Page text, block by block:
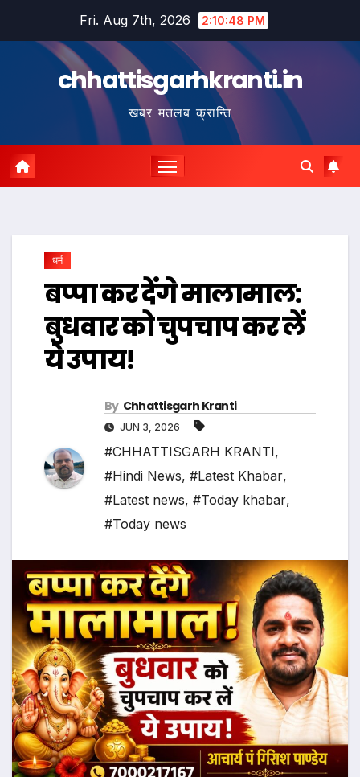
Fri. Aug 7th, 2026 2:10:49 PM
chhattisgarhkranti.in
खबर मतलब क्रान्ति
धर्म
​बप्पा कर देंगे मालामाल:
बुधवार को चुपचाप कर लें
ये उपाय!
By Chhattisgarh Kranti
JUN 3, 2026
#CHHATTISGARH KRANTI,
#Hindi News, #Latest Khabar,
#Latest news, #Today khabar,
#Today news